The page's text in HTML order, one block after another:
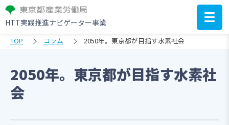
TOP コラム 2050年。東京都が目指す水素社会
2050年。東京都が目指す水素社
会
HTT実践推進ナビゲーター事業